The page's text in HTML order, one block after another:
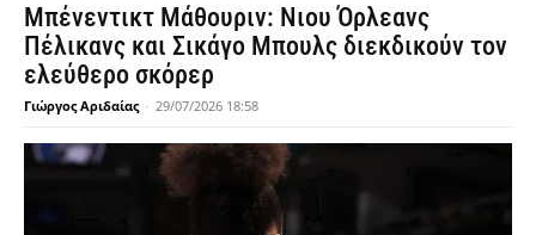
Μπένεντικτ Μάθουριν: Νιου Όρλεανς
Πέλικανς και Σικάγο Μπουλς διεκδικούν τον
ελεύθερο σκόρερ
Γιώργος Αριδαίας - 29/07/2026 18:58